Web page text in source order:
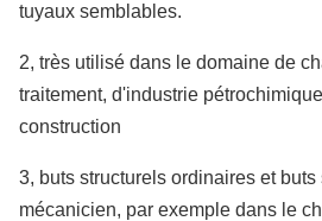
tuyaux semblables.
2, très utilisé dans le domaine de
traitement, d'industrie
construction
3, buts structurels ordinaires et buts
mécanicien, par exemple dans le